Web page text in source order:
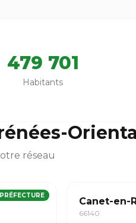
479 701
Habitants
réseau
PRÉFECTURE
Canet-en-
66140